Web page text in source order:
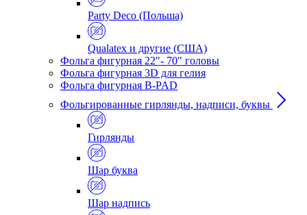
Party Deco (Польша)
Qualatex и другие (США)
Фольга фигурная 22"- 70" головы
Фольга фигурная 3D для гелия
Фольга фигурная B-PAD
Фольгированные гирлянды, надписи, буквы
Гирлянды
Шар буква
Шар надпись